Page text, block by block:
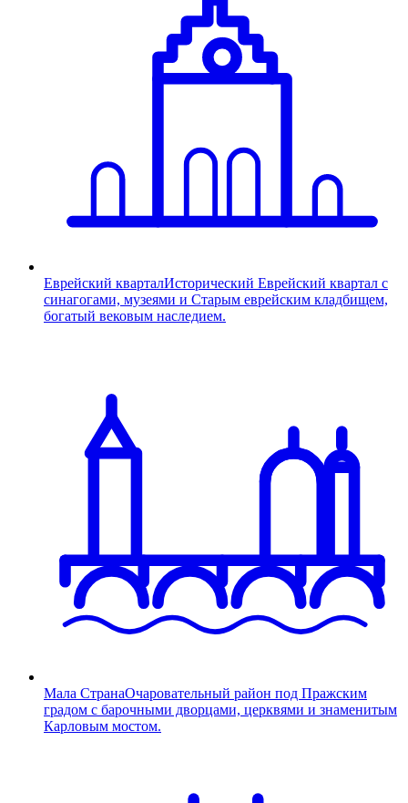
Еврейский кварталИсторический Еврейский квартал с
синагогами, музеями и Старым еврейским кладбищем,
богатый вековым наследием.
Мала СтранаОчаровательный район под Пражским
градом с барочными дворцами, церквями и знаменитым
Карловым мостом.